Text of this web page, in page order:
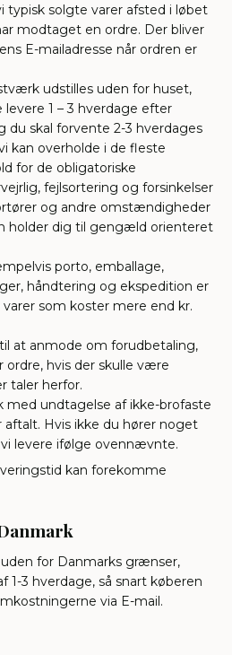
typisk solgte varer afsted i løbet
modtaget en ordre. Der bliver
E-mailadresse når ordren er
udstilles uden for huset,
levere 1 – 3 hverdage efter
du skal forvente 2-3 hverdages
kan overholde i de fleste
for de obligatoriske
fejlsortering og forsinkelser
og andre omstændigheder
holder dig til gengæld orienteret
porto, emballage,
håndtering og ekspedition er
som koster mere end kr.
at anmode om forudbetaling,
ordre, hvis der skulle være
taler herfor.
med undtagelse af ikke-brofaste
Hvis ikke du hører noget
levere ifølge ovennævnte.
kan forekomme
for Danmarks grænser,
1-3 hverdage, så snart køberen
via E-mail.